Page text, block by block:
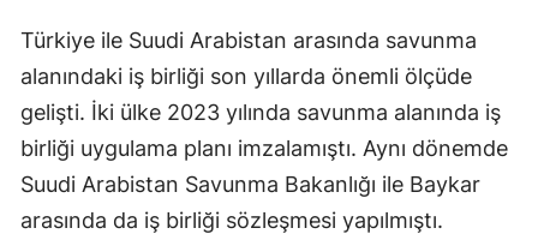
Türkiye ile Suudi Arabistan arasında savunma
alanındaki iş birliği son yıllarda önemli ölçüde
gelişti. İki ülke 2023 yılında savunma alanında iş
birliği uygulama planı imzalamıştı. Aynı dönemde
Suudi Arabistan Savunma Bakanlığı ile Baykar
arasında da iş birliği sözleşmesi yapılmıştı.